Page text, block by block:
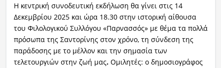
Η κεντρική συνοδευτική εκδήλωση θα γίνει στις 14
Δεκεμβρίου 2025 και ώρα 18.30 στην ιστορική αίθουσα
του Φιλολογικού Συλλόγου «Παρνασσός» με θέμα τα πολλά
πρόσωπα της Σαντορίνης στον χρόνο, τη σύνδεση της
παράδοσης με το μέλλον και την σημασία των
τελετουργιών στην ζωή μας. Ομιλητές: ο δημοσιογράφος